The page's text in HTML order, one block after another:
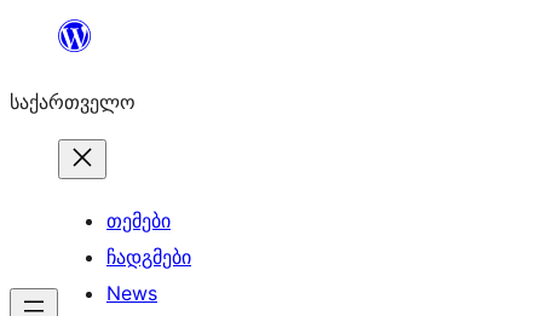
შიგთავსზე
საქართველო
თემები
ჩადგმები
News